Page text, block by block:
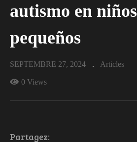
autismo en niños
pequeños
SEPTEMBRE 27, 2024 Articles
0 Views
Partagez: